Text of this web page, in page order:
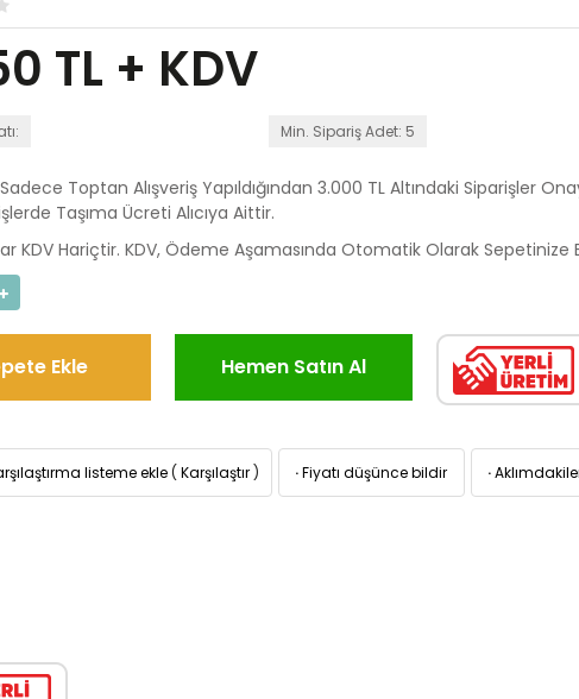
TL + KDV
Min. Sipariş Adet: 5
Toptan Alışveriş Yapıldığından 3.000 TL Altındaki Siparişler
Taşıma Ücreti Alıcıya Aittir.
KDV Hariçtir. KDV, Ödeme Aşamasında Otomatik Olarak Sepetinize
Ekle Hemen Satın Al
listeme ekle ( Karşılaştır ) ·Fiyatı düşünce bildir ·